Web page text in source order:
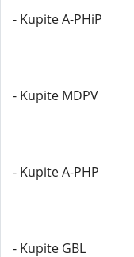
- Kupite A-PHiP
- Kupite MDPV
- Kupite A-PHP
- Kupite GBL